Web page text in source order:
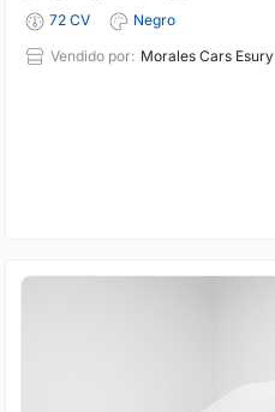
72 CV
Negro
Vendido por: Morales Cars Esury